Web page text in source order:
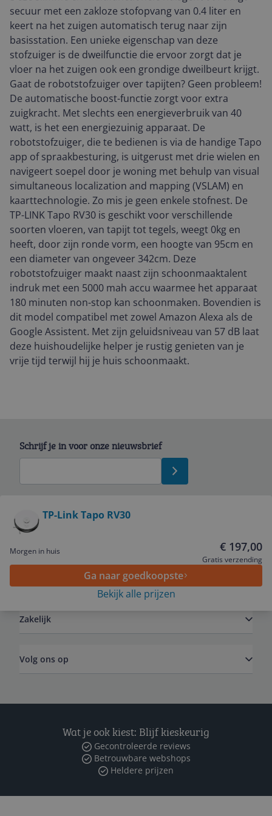
secuur met een zakloze stofopvang van 0.4 liter en
keert na het zuigen automatisch terug naar zijn
basisstation. Een unieke eigenschap van deze
stofzuiger is de dweilfunctie die ervoor zorgt dat je
vloer na het zuigen ook een grondige dweilbeurt krijgt.
Gaat de robotstofzuiger over tapijten? Geen probleem!
De automatische boost-functie zorgt voor extra
zuigkracht. Met slechts een energieverbruik van 40
watt, is het een energiezuinig apparaat. De
robotstofzuiger, die te bedienen is via de handige Tapo
app of spraakbesturing, is uitgerust met drie wielen en
navigeert soepel door je woning met behulp van visual
simultaneous localization and mapping (VSLAM) en
kaarttechnologie. Zo mis je geen enkele stofnest. De
TP-LINK Tapo RV30 is geschikt voor verschillende
soorten vloeren, van tapijt tot tegels, weegt 0kg en
heeft, door zijn ronde vorm, een hoogte van 95cm en
een diameter van ongeveer 342cm. Deze
robotstofzuiger maakt naast zijn schoonmaaktalent
indruk met een 5000 mah accu waarmee het apparaat
180 minuten non-stop kan schoonmaken. Bovendien is
dit model compatibel met zowel Amazon Alexa als de
Google Assistent. Met zijn geluidsniveau van 57 dB laat
deze huishoudelijke helper je rustig genieten van je
vrije tijd terwijl hij je huis schoonmaakt.
TP-Link Tapo RV30
Morgen in huis € 197,00
Gratis verzending
Ga naar goedkoopste
Bekijk alle prijzen
Schrijf je in voor onze nieuwsbrief
Zakelijk
Volg ons op
Wat je ook kiest: Blijf kieskeurig
Gecontroleerde reviews
Betrouwbare webshops
Heldere prijzen